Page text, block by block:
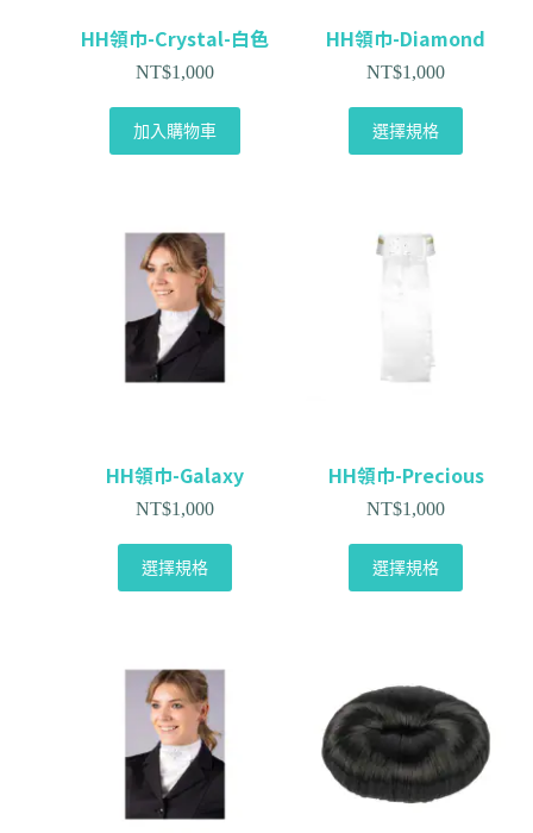
HH領巾-Crystal-白色
NT$1,000
加入購物車
HH領巾-Diamond
NT$1,000
選擇規格
HH領巾-Galaxy
NT$1,000
選擇規格
HH領巾-Precious
NT$1,000
選擇規格